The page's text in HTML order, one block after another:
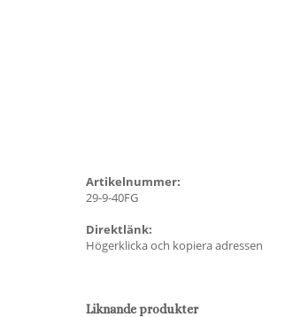
Artikelnummer:
29-9-40FG
Direktlänk:
Högerklicka och kopiera adressen
Liknande produkter